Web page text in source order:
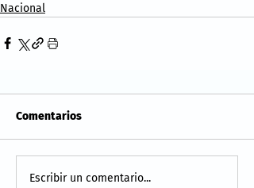
Nacional
Comentarios
Escribir un comentario...